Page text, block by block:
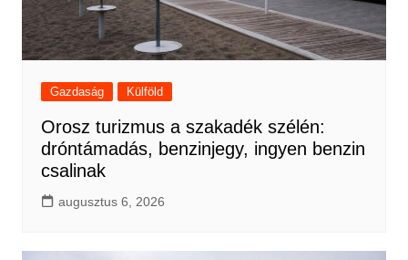
Gazdaság Külföld
Orosz turizmus a szakadék szélén:
dróntámadás, benzinjegy, ingyen benzin
csalinak
augusztus 6, 2026